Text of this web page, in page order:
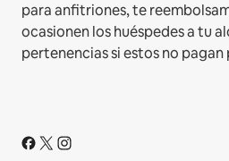
para anfitriones, te
ocasionen los huéspedes a tu
pertenencias si estos no pagan